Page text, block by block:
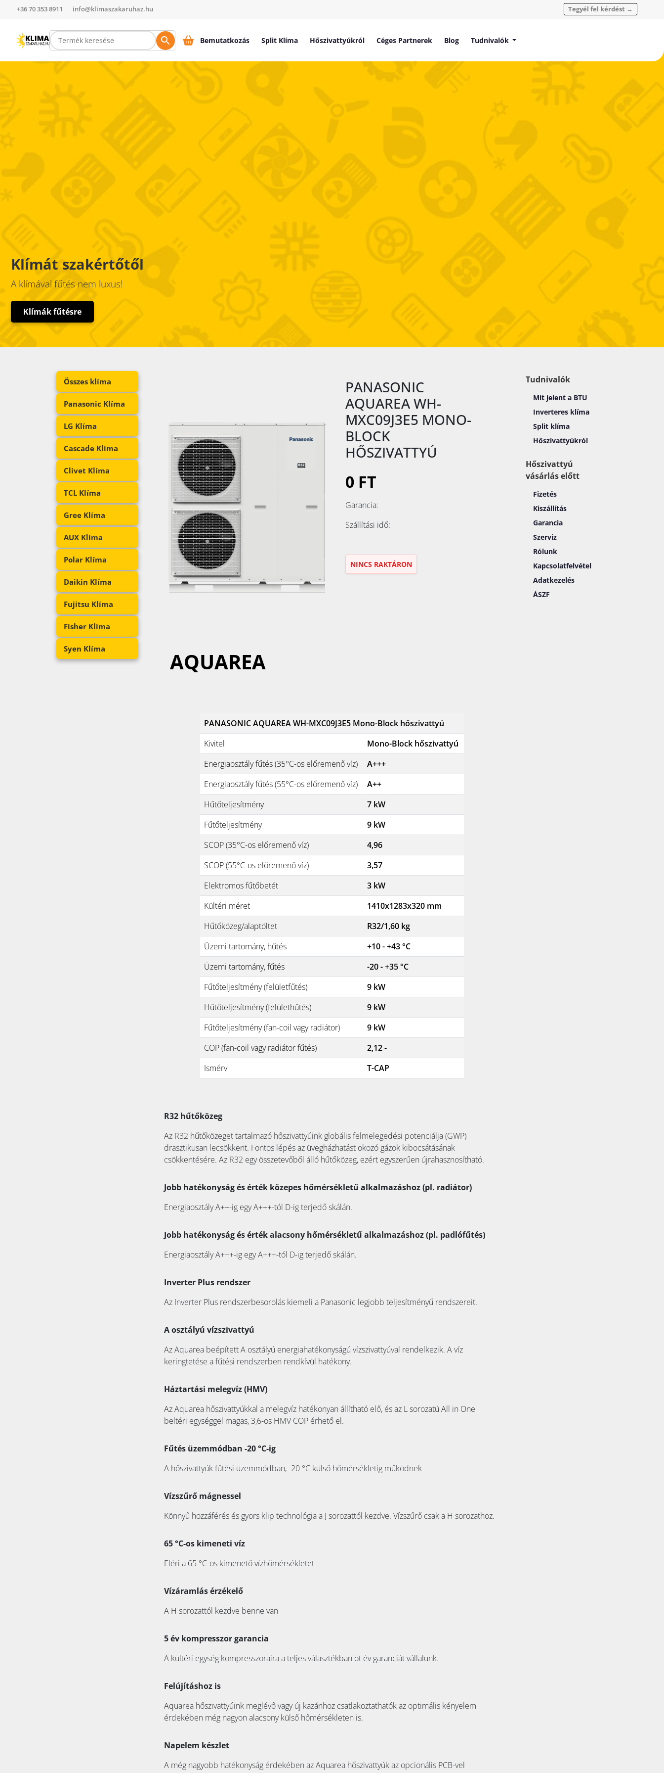
+36 70 353 8911 info@klimaszakaruhaz.hu Tegyél fel kérdést →
Bemutatkozás Split Klíma Hőszivattyúkról Céges Partnerek Blog Tudnivalók
Klímát szakértőtől
A klímával fűtés nem luxus!
Klímák fűtésre
Összes klíma
Panasonic Klíma
LG Klíma
Cascade Klíma
Clivet Klíma
TCL Klíma
Gree Klíma
AUX Klíma
Polar Klíma
Daikin Klíma
Fujitsu Klíma
Fisher Klíma
Syen Klíma
PANASONIC
AQUAREA WH-
MXC09J3E5 MONO-
BLOCK
HŐSZIVATTYÚ
0 FT
Garancia:
Szállítási idő:
NINCS RAKTÁRON
AQUAREA
PANASONIC AQUAREA WH-MXC09J3E5 Mono-Block hőszivattyú
Kivitel
Mono-Block hőszivattyú
Energiaosztály fűtés (35°C-os előremenő víz)
A+++
Energiaosztály fűtés (55°C-os előremenő víz)
A++
Hűtőteljesítmény
7 kW
Fűtőteljesítmény
9 kW
SCOP (35°C-os előremenő víz)
4,96
SCOP (55°C-os előremenő víz)
3,57
Elektromos fűtőbetét
3 kW
Kültéri méret
1410x1283x320 mm
Hűtőközeg/alaptöltet
R32/1,60 kg
Üzemi tartomány, hűtés
+10 - +43 °C
Üzemi tartomány, fűtés
-20 - +35 °C
Fűtőteljesítmény (felületfűtés)
9 kW
Hűtőteljesítmény (felülethűtés)
9 kW
Fűtőteljesítmény (fan-coil vagy radiátor)
9 kW
COP (fan-coil vagy radiátor fűtés)
2,12 -
Ismérv
T-CAP
R32 hűtőközeg
Az R32 hűtőközeget tartalmazó hőszivattyúink globális felmelegedési potenciálja (GWP)
drasztikusan lecsökkent. Fontos lépés az üvegházhatást okozó gázok kibocsátásának
csökkentésére. Az R32 egy összetevőből álló hűtőközeg, ezért egyszerűen újrahasznosítható.
Jobb hatékonyság és érték közepes hőmérsékletű alkalmazáshoz (pl. radiátor)
Energiaosztály A++-ig egy A+++-tól D-ig terjedő skálán.
Jobb hatékonyság és érték alacsony hőmérsékletű alkalmazáshoz (pl. padlófűtés)
Energiaosztály A+++-ig egy A+++-tól D-ig terjedő skálán.
Inverter Plus rendszer
Az Inverter Plus rendszerbesorolás kiemeli a Panasonic legjobb teljesítményű rendszereit.
A osztályú vízszivattyú
Az Aquarea beépített A osztályú energiahatékonyságú vízszivattyúval rendelkezik. A víz
keringtetése a fűtési rendszerben rendkívül hatékony.
Háztartási melegvíz (HMV)
Az Aquarea hőszivattyúkkal a melegvíz hatékonyan állítható elő, és az L sorozatú All in One
beltéri egységgel magas, 3,6-os HMV COP érhető el.
Fűtés üzemmódban -20 °C-ig
A hőszivattyúk fűtési üzemmódban, -20 °C külső hőmérsékletig működnek
Vízszűrő mágnessel
Könnyű hozzáférés és gyors klip technológia a J sorozattól kezdve. Vízszűrő csak a H sorozathoz.
65 °C-os kimeneti víz
Eléri a 65 °C-os kimenető vízhőmérsékletet
Vízáramlás érzékelő
A H sorozattól kezdve benne van
5 év kompresszor garancia
A kültéri egység kompresszoraira a teljes választékban öt év garanciát vállalunk.
Felújításhoz is
Aquarea hőszivattyúink meglévő vagy új kazánhoz csatlakoztathatók az optimális kényelem
érdekében még nagyon alacsony külső hőmérsékleten is.
Napelem készlet
A még nagyobb hatékonyság érdekében az Aquarea hőszivattyúk az opcionális PCB-vel
Tudnivalók
Mit jelent a BTU
Inverteres klíma
Split klíma
Hőszivattyúkról
Hőszivattyú
vásárlás előtt
Fizetés
Kiszállítás
Garancia
Szerviz
Rólunk
Kapcsolatfelvétel
Adatkezelés
ÁSZF